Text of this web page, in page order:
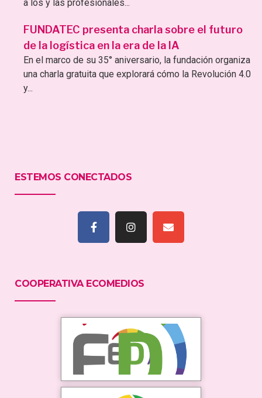
a los y las profesionales...
FUNDATEC presenta charla sobre el futuro
de la logística en la era de la IA
En el marco de su 35° aniversario, la fundación organiza
una charla gratuita que explorará cómo la Revolución 4.0
y...
ESTEMOS CONECTADOS
COOPERATIVA ECOMEDIOS